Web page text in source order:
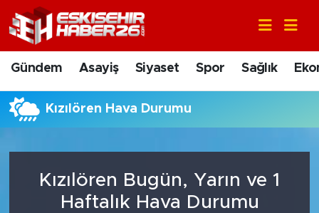
Gündem Asayiş Siyaset Spor Sağlık
Kızılören Hava Durumu
Kızılören Bugün, Yarın ve 1
Haftalık Hava Durumu
Gündem
Asayiş
Siyaset
Sağlık
Nöbetçi Eczaneler
Hava Durumu
Trafik Durumu
Tüm Manşetler